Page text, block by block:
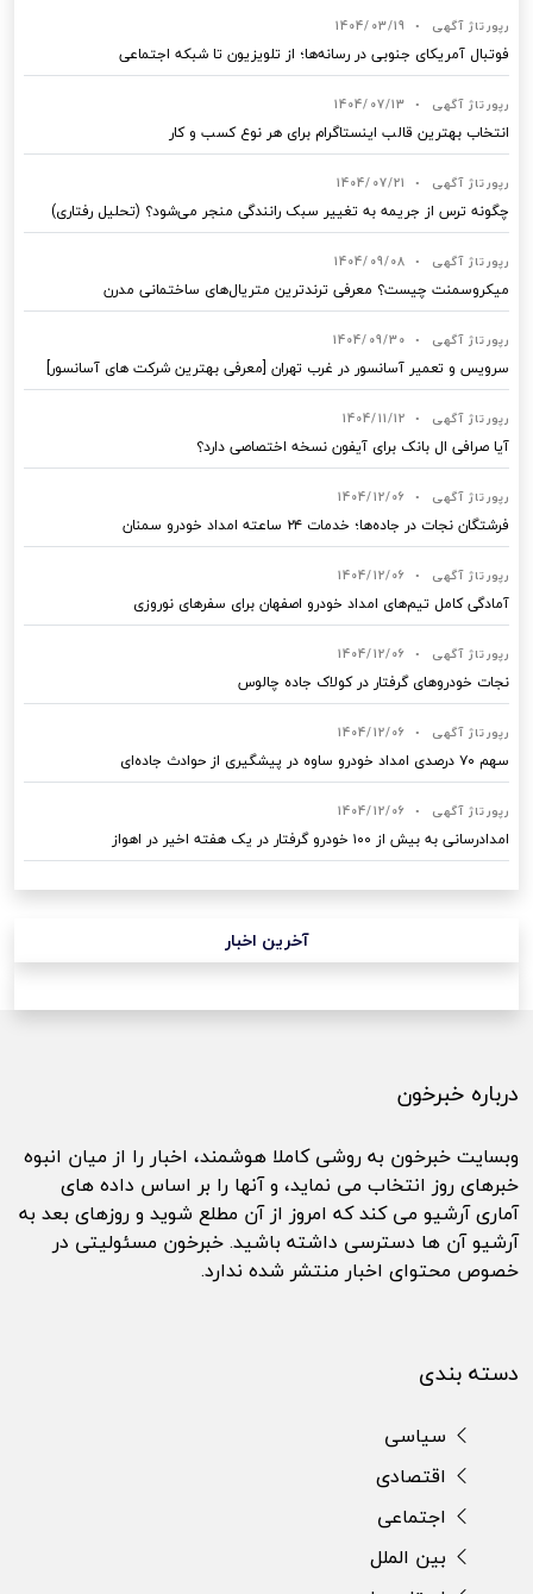
رپورتاژ آگهی •
1404/03/19
فوتبال آمریکای جنوبی در رسانه‌ها؛ از تلویزیون تا شبکه اجتماعی
رپورتاژ آگهی •
1404/07/13
انتخاب بهترین قالب‌ اینستاگرام برای هر نوع کسب‌ و کار
رپورتاژ آگهی •
1404/07/21
چگونه ترس از جریمه به تغییر سبک رانندگی منجر می‌شود؟ (تحلیل رفتاری)
رپورتاژ آگهی •
1404/09/08
میکروسمنت چیست؟ معرفی ترندترین متریال‌های ساختمانی مدرن
رپورتاژ آگهی •
1404/09/30
سرویس و تعمیر آسانسور در غرب تهران [معرفی بهترین شرکت های آسانسور]
رپورتاژ آگهی •
1404/11/12
آیا صرافی ال بانک برای آیفون نسخه اختصاصی دارد؟
رپورتاژ آگهی •
1404/12/06
فرشتگان نجات در جاده‌ها؛ خدمات ۲۴ ساعته امداد خودرو سمنان
رپورتاژ آگهی •
1404/12/06
آمادگی کامل تیم‌های امداد خودرو اصفهان برای سفرهای نوروزی
رپورتاژ آگهی •
1404/12/06
نجات خودروهای گرفتار در کولاک جاده چالوس
رپورتاژ آگهی •
1404/12/06
سهم ۷۰ درصدی امداد خودرو ساوه در پیشگیری از حوادث جاده‌ای
رپورتاژ آگهی •
1404/12/06
امدادرسانی به بیش از ۱۰۰ خودرو گرفتار در یک هفته اخیر در اهواز
آخرین اخبار
درباره خبرخون
وبسایت خبرخون به روشی کاملا هوشمند، اخبار را از میان انبوه
خبرهای روز انتخاب می نماید، و آنها را بر اساس داده های
آماری آرشیو می کند که امروز از آن مطلع شوید و روزهای بعد به
آرشیو آن ها دسترسی داشته باشید. خبرخون مسئولیتی در
خصوص محتوای اخبار منتشر شده ندارد.
دسته بندی
سیاسی
اقتصادی
اجتماعی
بین الملل